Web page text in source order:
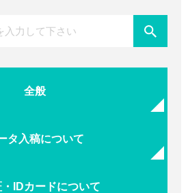
全般
タ入稿について
IDカードについて